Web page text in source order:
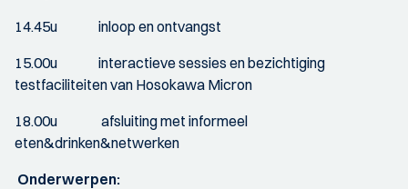
14.45u inloop en ontvangst
15.00u interactieve sessies en bezichtiging
testfaciliteiten van Hosokawa Micron
18.00u afsluiting met informeel
eten&drinken&netwerken
Onderwerpen: